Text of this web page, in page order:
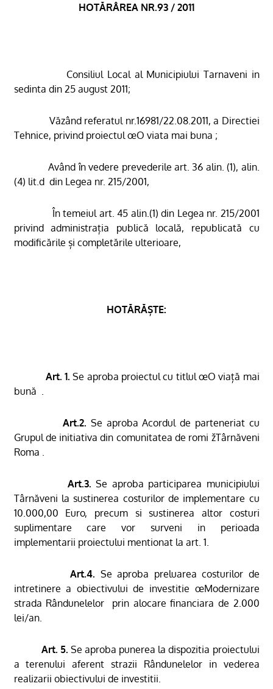
HOTĂRÂREA NR.93 / 2011
Consiliul Local al Municipiului Tarnaveni in
sedinta din 25 august 2011;
Văzând referatul nr.16981/22.08.2011, a Directiei
Tehnice, privind proiectul œO viata mai buna ;
Având în vedere prevederile art. 36 alin. (1), alin.
(4) lit.d din Legea nr. 215/2001,
În temeiul art. 45 alin.(1) din Legea nr. 215/2001
privind administrația publică locală, republicată cu
modificările și completările ulterioare,
HOTĂRĂȘTE:
Art. 1. Se aproba proiectul cu titlul œO viață mai
bună 
Art.2. Se aproba Acordul de parteneriat cu
Grupul de initiativa din comunitatea de romi žTârnăveni
Roma .
Art.3.Se aproba participarea municipiului
Târnăveni la sustinerea costurilor de implementare cu
10.000,00 Euro, precum si sustinerea altor costuri
suplimentare care vor surveni in perioada
implementarii proiectului mentionat la art. 1.
Art.4. Se aproba preluarea costurilor de
intretinere a obiectivului de investitie œModernizare
strada Rândunelelor  prin alocare financiara de 2.000
lei/an.
Art. 5. Se aproba punerea la dispozitia proiectului
a terenului aferent strazii Rândunelelor in vederea
realizarii obiectivului de investitii.